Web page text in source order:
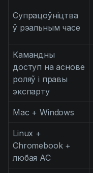
Супрацоўніцтва
ў рэальным часе
Камандны
доступ на аснове
роляў і правы
экспарту
Mac + Windows
Linux +
Chromebook +
любая АС